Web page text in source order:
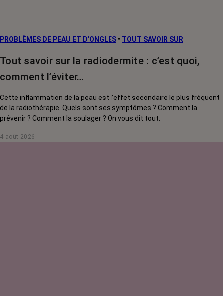
PROBLÈMES DE PEAU ET D'ONGLES • TOUT SAVOIR SUR
Tout savoir sur la radiodermite : c’est quoi,
comment l’éviter…
Cette inflammation de la peau est l’effet secondaire le plus fréquent
de la radiothérapie. Quels sont ses symptômes ? Comment la
prévenir ? Comment la soulager ? On vous dit tout.
4 août 2026